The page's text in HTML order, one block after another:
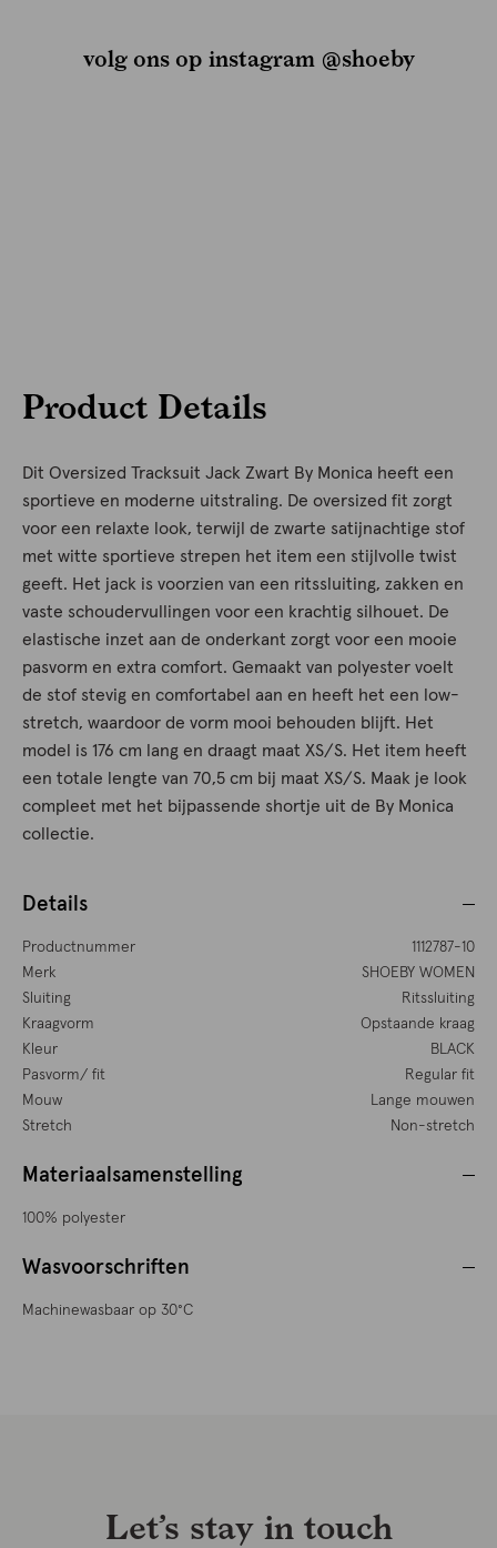
volg ons op instagram @shoeby
Product Details
Dit Oversized Tracksuit Jack Zwart By Monica heeft een
sportieve en moderne uitstraling. De oversized fit zorgt
voor een relaxte look, terwijl de zwarte satijnachtige stof
met witte sportieve strepen het item een stijlvolle twist
geeft. Het jack is voorzien van een ritssluiting, zakken en
vaste schoudervullingen voor een krachtig silhouet. De
elastische inzet aan de onderkant zorgt voor een mooie
pasvorm en extra comfort. Gemaakt van polyester voelt
de stof stevig en comfortabel aan en heeft het een low-
stretch, waardoor de vorm mooi behouden blijft. Het
model is 176 cm lang en draagt maat XS/S. Het item heeft
een totale lengte van 70,5 cm bij maat XS/S. Maak je look
compleet met het bijpassende shortje uit de By Monica
collectie.
Details
Productnummer
1112787-10
Merk
SHOEBY WOMEN
Sluiting
Ritssluiting
Kraagvorm
Opstaande kraag
Kleur
BLACK
Pasvorm/ fit
Regular fit
Mouw
Lange mouwen
Stretch
Non-stretch
Materiaalsamenstelling
100% polyester
Wasvoorschriften
Machinewasbaar op 30°C
Let’s stay in touch